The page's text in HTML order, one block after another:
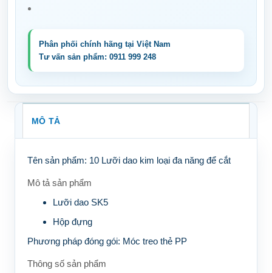
MÔ TẢ
Tên sản phẩm: 10 Lưỡi dao kim loại đa năng để cắt
Mô tả sản phẩm
Lưỡi dao SK5
Hộp đựng
Phương pháp đóng gói: Móc treo thẻ PP
Thông số sản phẩm